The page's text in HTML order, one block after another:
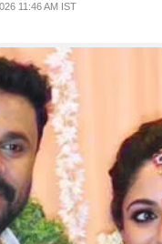
11:46 AM IST